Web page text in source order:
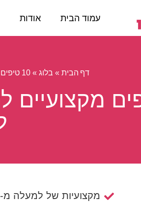
עמוד הבית אודות
דף הבית » בלוג » 10 טיפים מקצועיים לתזונה בריאה והגברת התשוקה למתחילים
מקצועיות של למעלה מ- 15 שנה.